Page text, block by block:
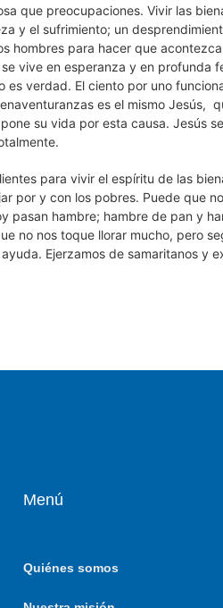
que preocupaciones. Vivir las
y el sufrimiento; un
hombres para hacer que
vive en esperanza y en profunda
es verdad. El ciento por uno
es el mismo Jesús,
su vida por esta causa. Jesús
para vivir el espíritu de las
por y con los pobres. Puede que
pasan hambre; hambre de pan y
no nos toque llorar mucho, pero
Ejerzamos de samaritanos y
Menú
Quiénes somos